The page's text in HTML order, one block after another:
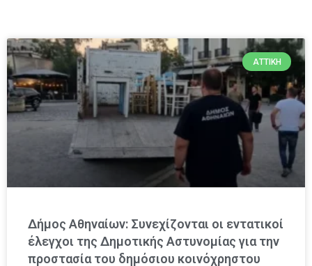
ΑΤΤΙΚΉ
Δήμος Αθηναίων: Συνεχίζονται οι εντατικοί
έλεγχοι της Δημοτικής Αστυνομίας για την
προστασία του δημόσιου κοινόχρηστου